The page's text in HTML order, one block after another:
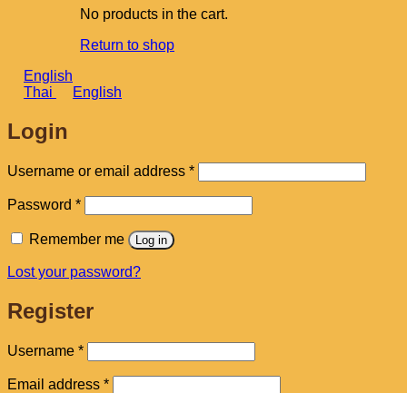
No products in the cart.
Return to shop
English
Thai
English
Login
Username or email address *Required
Password *Required
Remember me Log in
Lost your password?
Register
Username *Required
Email address *Required